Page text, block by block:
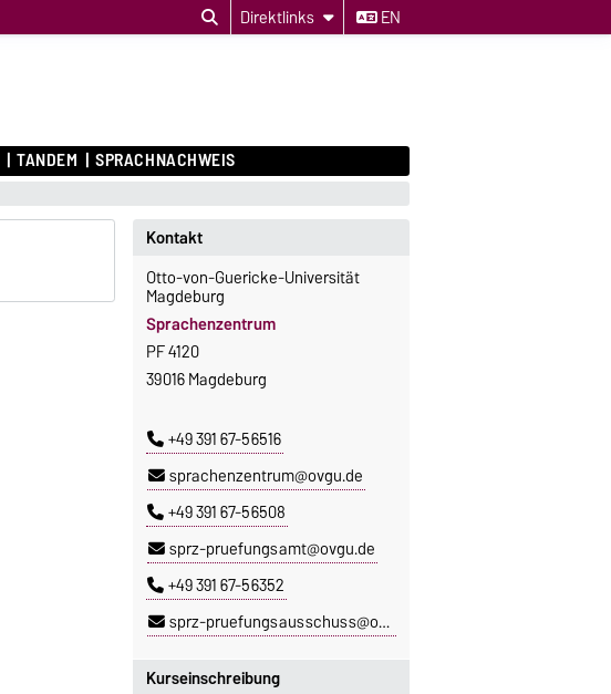
Direktlinks EN
TANDEM SPRACHNACHWEIS
Kurseinschreibung
Kontakt
Otto-von-Guericke-Universität
Magdeburg
Sprachenzentrum
PF 4120
39016 Magdeburg
+49 391 67-56516
sprachenzentrum@ovgu.de
+49 391 67-56508
sprz-pruefungsamt@ovgu.de
+49 391 67-56352
sprz-pruefungsausschuss@ovgu.de